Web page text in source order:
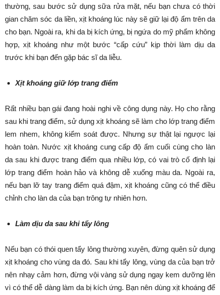
thường, sau bước sử dụng sữa rửa mặt, nếu bạn chưa có thời
gian chăm sóc da liền, xịt khoáng lúc này sẽ giữ lại độ ẩm trên da
cho bạn. Ngoài ra, khi da bị kích ứng, bị ngứa do mỹ phẩm không
hợp, xịt khoáng như một bước “cấp cứu” kịp thời làm dịu da
trước khi bạn đến gặp bác sĩ da liễu.
Xịt khoáng giữ lớp trang điểm
Rất nhiều bạn gái đang hoài nghi về công dụng này. Họ cho rằng
sau khi trang điểm, sử dụng xịt khoáng sẽ làm cho lớp trang điểm
lem nhem, không kiểm soát được. Nhưng sự thật lại ngược lại
hoàn toàn. Nước xịt khoáng cung cấp độ ẩm cuối cùng cho làn
da sau khi được trang điểm qua nhiều lớp, có vai trò cố định lại
lớp trang điểm hoàn hảo và không dễ xuống màu da. Ngoài ra,
nếu bạn lỡ tay trang điểm quá đậm, xịt khoáng cũng có thể điều
chỉnh cho làn da của bạn trông tự nhiên hơn.
Làm dịu da sau khi tẩy lông
Nếu bạn có thói quen tẩy lông thường xuyên, đừng quên sử dụng
xịt khoáng cho vùng da đó. Sau khi tẩy lông, vùng da của bạn trở
nên nhạy cảm hơn, đừng vội vàng sử dụng ngay kem dưỡng lên
vì có thể dễ dàng làm da bị kích ứng. Bạn nên dùng xịt khoáng để